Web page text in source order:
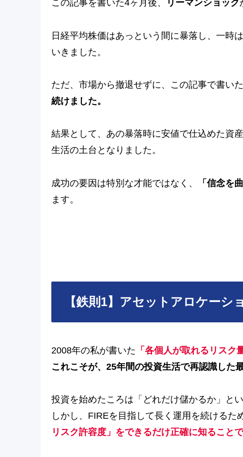
この記事を書いた4ヶ月後、 リーマンショック
日経平均株価はあっという間に暴落し、一時
いきました。
ただ、市場から撤退せずに、この記事で書いた
続けました。
結果として、あの暴落時に安値で仕込めた資
生活の土台となりました。
成功の要因は特別な才能ではなく、 「信念を
ます。
【鉄則1】アセットアロケーシ
2008年の私が書いた 「各個人が取れるリスク
これこそが、25年間の投資生活で再認識した
投資を始めたころは「どれだけ儲かるか」と
しかし、FIREを目指して長く運用を続けるた
リスク許容度」をできるだけ正確に知ることで